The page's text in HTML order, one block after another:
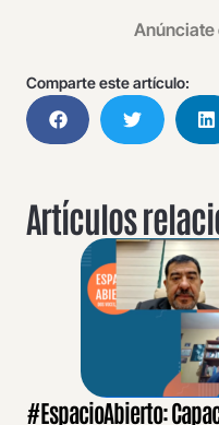
Anúnciate
Comparte este artículo:
Artículos
#EspacioAbierto: